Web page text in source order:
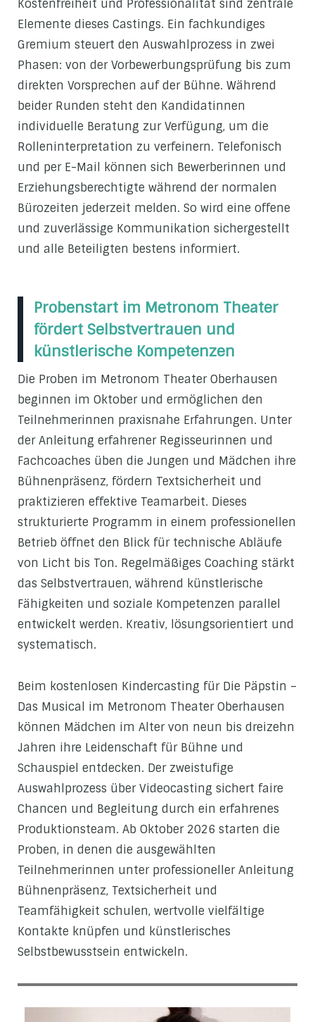
Kostenfreiheit und Professionalität sind zentrale
Elemente dieses Castings. Ein fachkundiges
Gremium steuert den Auswahlprozess in zwei
Phasen: von der Vorbewerbungsprüfung bis zum
direkten Vorsprechen auf der Bühne. Während
beider Runden steht den Kandidatinnen
individuelle Beratung zur Verfügung, um die
Rolleninterpretation zu verfeinern. Telefonisch
und per E-Mail können sich Bewerberinnen und
Erziehungsberechtigte während der normalen
Bürozeiten jederzeit melden. So wird eine offene
und zuverlässige Kommunikation sichergestellt
und alle Beteiligten bestens informiert.
Probenstart im Metronom Theater
fördert Selbstvertrauen und
künstlerische Kompetenzen
Die Proben im Metronom Theater Oberhausen
beginnen im Oktober und ermöglichen den
Teilnehmerinnen praxisnahe Erfahrungen. Unter
der Anleitung erfahrener Regisseurinnen und
Fachcoaches üben die Jungen und Mädchen ihre
Bühnenpräsenz, fördern Textsicherheit und
praktizieren effektive Teamarbeit. Dieses
strukturierte Programm in einem professionellen
Betrieb öffnet den Blick für technische Abläufe
von Licht bis Ton. Regelmäßiges Coaching stärkt
das Selbstvertrauen, während künstlerische
Fähigkeiten und soziale Kompetenzen parallel
entwickelt werden. Kreativ, lösungsorientiert und
systematisch.
Beim kostenlosen Kindercasting für Die Päpstin –
Das Musical im Metronom Theater Oberhausen
können Mädchen im Alter von neun bis dreizehn
Jahren ihre Leidenschaft für Bühne und
Schauspiel entdecken. Der zweistufige
Auswahlprozess über Videocasting sichert faire
Chancen und Begleitung durch ein erfahrenes
Produktionsteam. Ab Oktober 2026 starten die
Proben, in denen die ausgewählten
Teilnehmerinnen unter professioneller Anleitung
Bühnenpräsenz, Textsicherheit und
Teamfähigkeit schulen, wertvolle vielfältige
Kontakte knüpfen und künstlerisches
Selbstbewusstsein entwickeln.